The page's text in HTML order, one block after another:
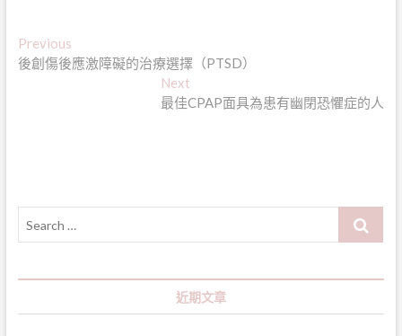
文
章
PreviousPrevious
post:
後創傷後應激障礙的治療選擇（PTSD）
Next
post:
最佳CPAP面具為患有幽閉恐懼症的人
Search
近期文章